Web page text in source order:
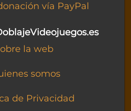
vía PayPal
la web
somos
de Privacidad